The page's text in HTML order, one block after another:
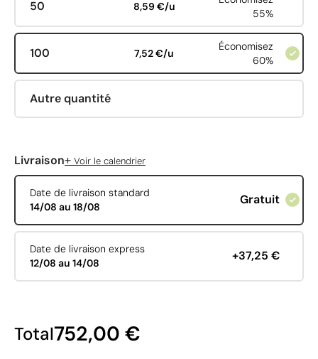
50 8,59 €/u
55%
100 7,52 €/u
Économisez
60%
Autre quantité
Livraison+ Voir le calendrier
Date de livraison standard
14/08 au 18/08
Gratuit
Date de livraison express
12/08 au 14/08
+37,25 €
Total752,00 €